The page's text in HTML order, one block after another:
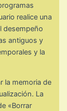
realice una
desempeño
antiguos y
y la
la memoria de
La
«Borrar